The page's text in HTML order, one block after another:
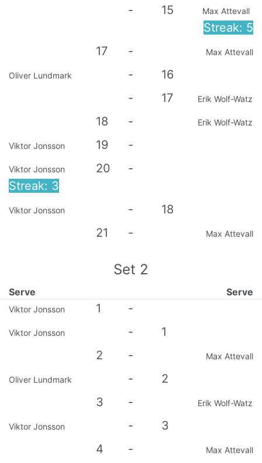
- 15 Max Attevall
Streak: 5
17
- Max Attevall
Oliver Lundmark -
16
-
17 Erik Wolf-Watz
18 - Erik Wolf-Watz
Viktor Jonsson 19 -
Viktor Jonsson
Streak: 3
20 -
Viktor Jonsson -
18
21
- Max Attevall
Set 2
Serve Serve
Viktor Jonsson 1 -
Viktor Jonsson -
1
2
- Max Attevall
Oliver Lundmark -
2
3
- Erik Wolf-Watz
Viktor Jonsson -
3
4
- Max Attevall